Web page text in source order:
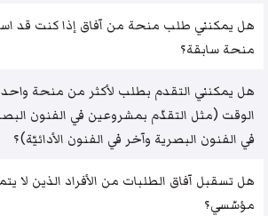
هل يمكنني طلب منحة من آفاق إذا كنت قد
منحة سابقة؟
هل يمكنني التقدم بطلب لأكثر من منحة
الوقت (مثل التقدّم بمشروعين في الفنون
في الفنون البصرية وآخر في الفنون الأدائيّة)؟
هل تسقبل آفاق الطلبات من الأفراد الذين لا
مؤسّسي؟